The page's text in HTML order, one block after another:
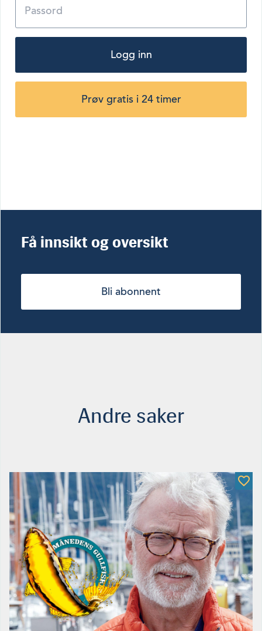
Logg inn
Prøv gratis i 24 timer
Få innsikt og oversikt
Bli abonnent
Andre saker